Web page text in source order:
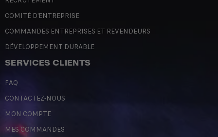
COMITÉ D'ENTREPRISE
COMMANDES ENTREPRISES ET REVENDEURS
DÉVELOPPEMENT DURABLE
SERVICES CLIENTS
FAQ
CONTACTEZ-NOUS
MON COMPTE
MES COMMANDES